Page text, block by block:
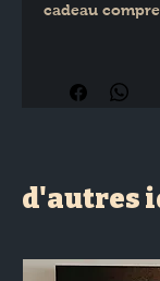
cadeau
2 verre
d'autres